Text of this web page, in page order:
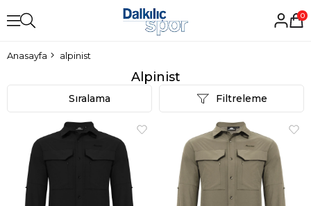
0
Anasayfa alpinist
Alpinist
Filtreleme
Sıralama